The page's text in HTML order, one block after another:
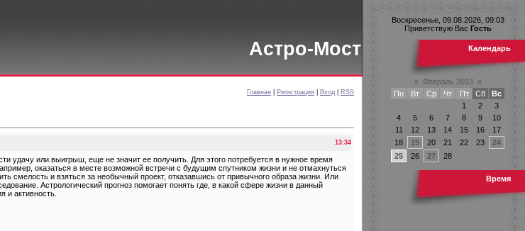
Астро-Мост
Главная Регистрация Вход RSS
13:34
удачу или выигрыш, еще не значит ее получить. Для этого потребуется в нужное время
оказаться в месте возможной встречи с будущим спутником жизни и не отмахнуться
смелость и взяться за необычный проект, отказавшись от привычного образа жизни. Или
Астрологический прогноз помогает понять где, в какой сфере жизни в данный
и активность.
Воскресенье, 09.08.2026, 09:03
Приветствую Вас Гость
Календарь
« Февраль 2013
»
Пн
Вт Ср Чт Пт Сб
Вс
1
2
3
4
5 6 7 8 9
10
11
12 13 14 15 16
17
18
19 20 21 22 23
24
25
26 27 28
Время